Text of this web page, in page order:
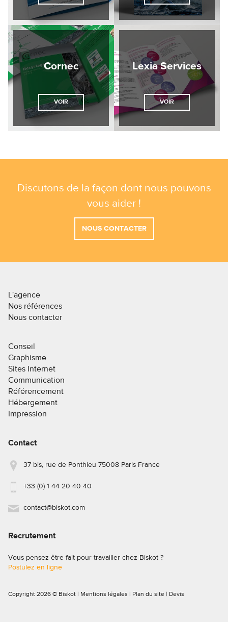
Cornec
VOIR
Lexia Services
VOIR
Discutons de la façon dont nous pouvons
vous aider !
NOUS CONTACTER
L'agence
Nos références
Nous contacter
Conseil
Graphisme
Sites Internet
Communication
Référencement
Hébergement
Impression
Contact
37 bis, rue de Ponthieu 75008 Paris France
+33 (0) 1 44 20 40 40
contact@biskot.com
Recrutement
Vous pensez être fait pour travailler chez Biskot ?
Postulez en ligne
Copyright 2026 © Biskot | Mentions légales Plan du site Devis